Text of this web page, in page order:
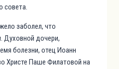
совета.
заболел, что
Духовной дочери,
болезни, отец Иоанн
Христе Паше Филатовой на